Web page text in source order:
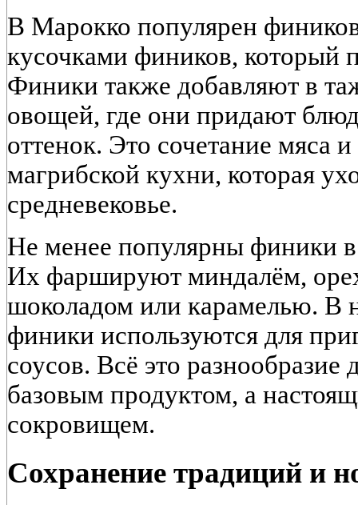
В Марокко популярен
кусочками фиников, который
Финики также добавляют в
овощей, где они придают
оттенок. Это сочетание мяса
магрибской кухни, которая
средневековье.
Не менее популярны финики в
Их фаршируют миндалём,
шоколадом или карамелью. В
финики используются для
соусов. Всё это
базовым продуктом, а
сокровищем.
Сохранение традиций и